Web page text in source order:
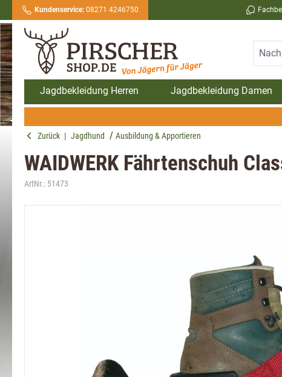
Zur Hauptnavigation springen
Kundenservice:08271 4246750
Jagdbekleidung Herren Jagdbekleidung Damen
Zurück | Jagdhund Ausbildung & Apportieren
WAIDWERK Fährtenschuh
ArtNr.: 51473